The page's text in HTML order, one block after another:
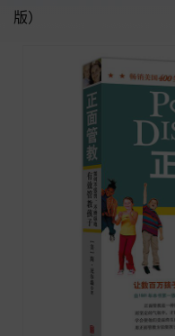
版）